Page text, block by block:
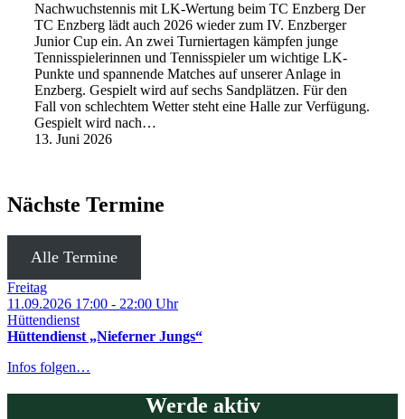
Nachwuchstennis mit LK-Wertung beim TC Enzberg Der
TC Enzberg lädt auch 2026 wieder zum IV. Enzberger
Junior Cup ein. An zwei Turniertagen kämpfen junge
Tennisspielerinnen und Tennisspieler um wichtige LK-
Punkte und spannende Matches auf unserer Anlage in
Enzberg. Gespielt wird auf sechs Sandplätzen. Für den
Fall von schlechtem Wetter steht eine Halle zur Verfügung.
Gespielt wird nach…
13. Juni 2026
Nächste Termine
Alle Termine
Freitag
11.09.2026 17:00 ‐ 22:00 Uhr
Hüttendienst
Hüttendienst „Nieferner Jungs“
Infos folgen…
Werde aktiv